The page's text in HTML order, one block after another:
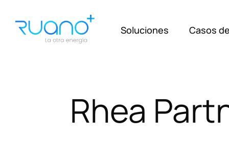
Soluciones Casos
Rhea